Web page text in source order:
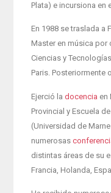
Plata) e incursiona en
En 1988 se traslada
Master en música por
Ciencias y
Paris. Posteriormente
Ejerció la docencia en
Provincial y Escuela
(Universidad de
numerosas
distintas áreas de su
Francia, Holanda,